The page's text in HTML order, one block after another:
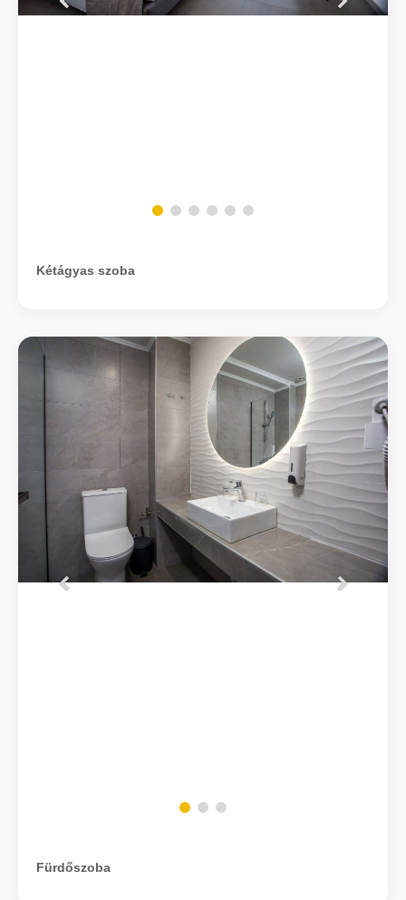
Kétágyas szoba
Fürdőszoba